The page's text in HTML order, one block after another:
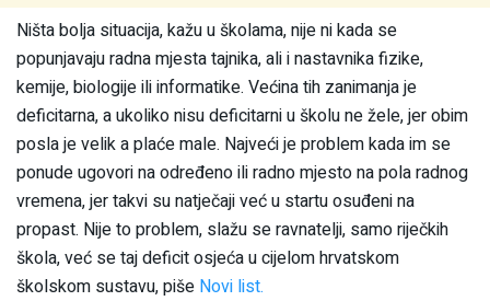
Ništa bolja situacija, kažu u školama, nije ni kada se
popunjavaju radna mjesta tajnika, ali i nastavnika fizike,
kemije, biologije ili informatike. Većina tih zanimanja je
deficitarna, a ukoliko nisu deficitarni u školu ne žele, jer obim
posla je velik a plaće male. Najveći je problem kada im se
ponude ugovori na određeno ili radno mjesto na pola radnog
vremena, jer takvi su natječaji već u startu osuđeni na
propast. Nije to problem, slažu se ravnatelji, samo riječkih
škola, već se taj deficit osjeća u cijelom hrvatskom
školskom sustavu, piše Novi list.